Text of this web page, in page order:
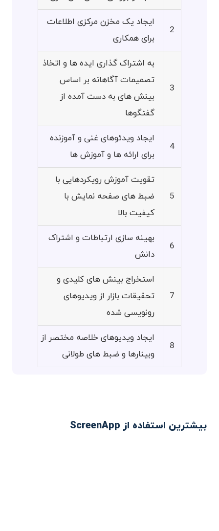
2
ایجاد یک مخزن مرکزی اطلاعات
برای همکاری
3
به اشتراک گذاری ایده ها و اتخاذ
تصمیمات آگاهانه بر اساس
بینش های به دست آمده از
گفتگوها
4
ایجاد ویدئوهای غنی و آموزنده
برای ارائه ها و آموزش ها
5
تقویت آموزش رویکردهایی با
ضبط های صفحه نمایش با
کیفیت بالا
6
بهینه سازی ارتباطات و اشتراک
دانش
7
استخراج بینش های کلیدی و
تحقیقات بازار از ویدیوهای
رونویسی شده
8
ایجاد ویدیوهای خلاصه مختصر از
وبینارها و ضبط های طولانی
بیشترین استفاده از ScreenApp